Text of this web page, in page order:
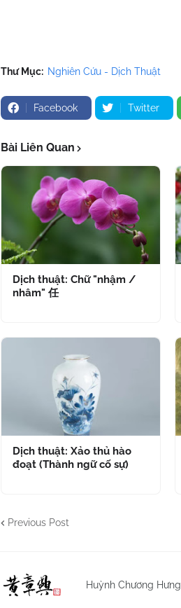
Thư Mục: Nghiên Cứu - Dịch Thuật
Facebook Twitter
Bài Liên Quan
Dịch thuật: Chữ "nhậm /
nhâm" 任
Dịch thuật: Xảo thủ hào
đoạt (Thành ngữ cố sự)
Previous Post
Huỳnh Chương Hưng